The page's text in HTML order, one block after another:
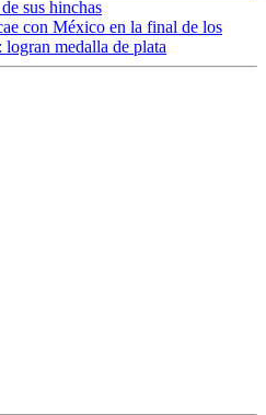
sus hinchas
con México en la final de los
medalla de plata